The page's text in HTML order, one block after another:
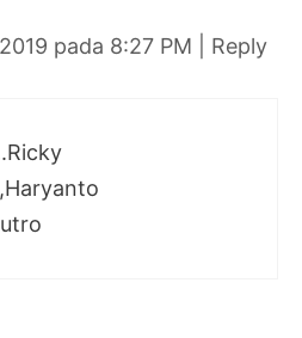
pada 8:27 PM
Reply